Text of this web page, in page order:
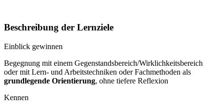
Beschreibung der Lernziele
Einblick gewinnen
Begegnung mit einem Gegenstandsbereich/Wirklichkeitsbereich
oder mit Lern- und Arbeitstechniken oder Fachmethoden als
grundlegende Orientierung, ohne tiefere Reflexion
Kennen